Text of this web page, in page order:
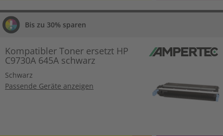
Bis zu 30% sparen
Kompatibler Toner ersetzt HP
C9730A 645A schwarz
Schwarz
Passende Geräte anzeigen